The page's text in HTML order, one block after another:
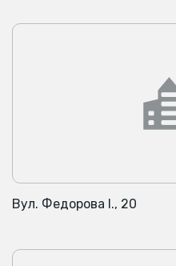
Вул. Федорова І., 20